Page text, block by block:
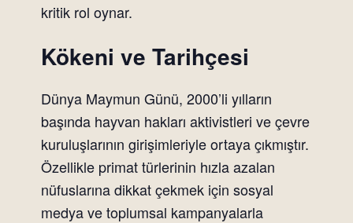
kritik rol oynar.
Kökeni ve Tarihçesi
Dünya Maymun Günü, 2000’li yılların
başında hayvan hakları aktivistleri ve çevre
kuruluşlarının girişimleriyle ortaya çıkmıştır.
Özellikle primat türlerinin hızla azalan
nüfuslarına dikkat çekmek için sosyal
medya ve toplumsal kampanyalarla